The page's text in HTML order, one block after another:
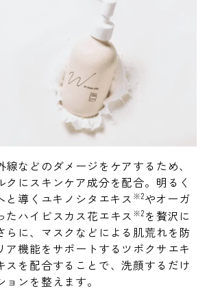
線などのダメージをケアするため、
クにスキンケア成分を配合。明るく
と導くユキノシタエキス ※2やオーガ
たハイビスカス花エキス ※2を贅沢に
らに、マスクなどによる肌荒れを防
ア機能をサポートするツボクサエキ
スを配合することで、洗顔するだけ
ンを整えます。